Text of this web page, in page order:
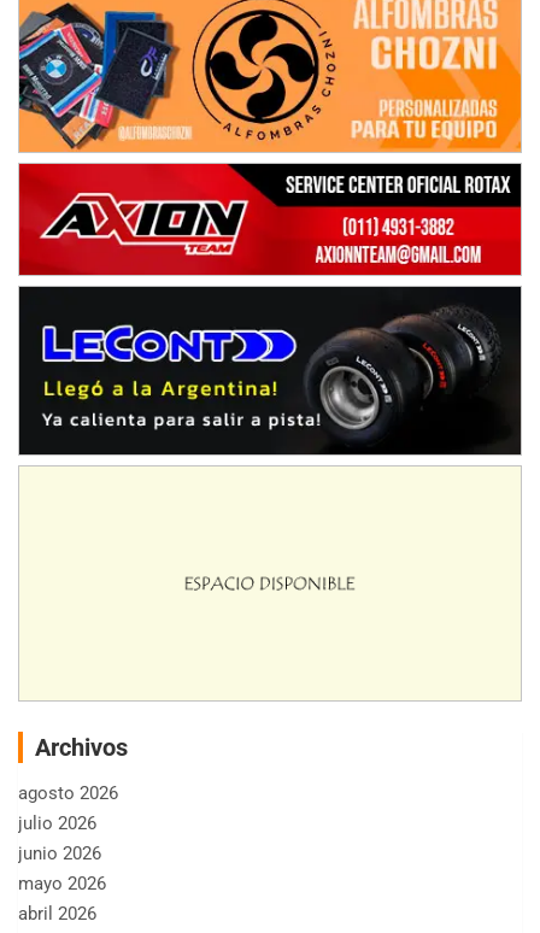
Archivos
agosto 2026
julio 2026
junio 2026
mayo 2026
abril 2026